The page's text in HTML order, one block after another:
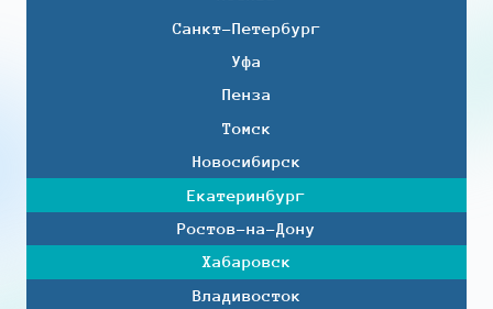
Санкт-Петербург
Уфа
Пенза
Томск
Новосибирск
Екатеринбург
Ростов-на-Дону
Хабаровск
Владивосток